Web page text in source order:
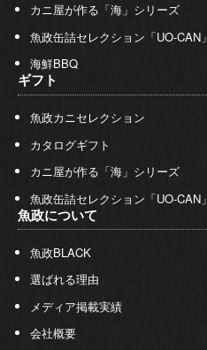
カニ屋が作る「海」シリーズ
魚政缶詰セレクション「UO-CAN」
海鮮BBQ
ギフト
魚政カニセレクション
カタログギフト
カニ屋が作る「海」シリーズ
魚政缶詰セレクション「UO-CAN」
魚政について
魚政BLACK
選ばれる理由
メディア掲載実績
会社概要